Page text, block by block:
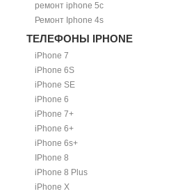
ремонт iphone 5c
Ремонт Iphone 4s
ТЕЛЕФОНЫ IPHONE
iPhone 7
iPhone 6S
iPhone SE
iPhone 6
iPhone 7+
iPhone 6+
iPhone 6s+
IPhone 8
iPhone 8 Plus
iPhone X